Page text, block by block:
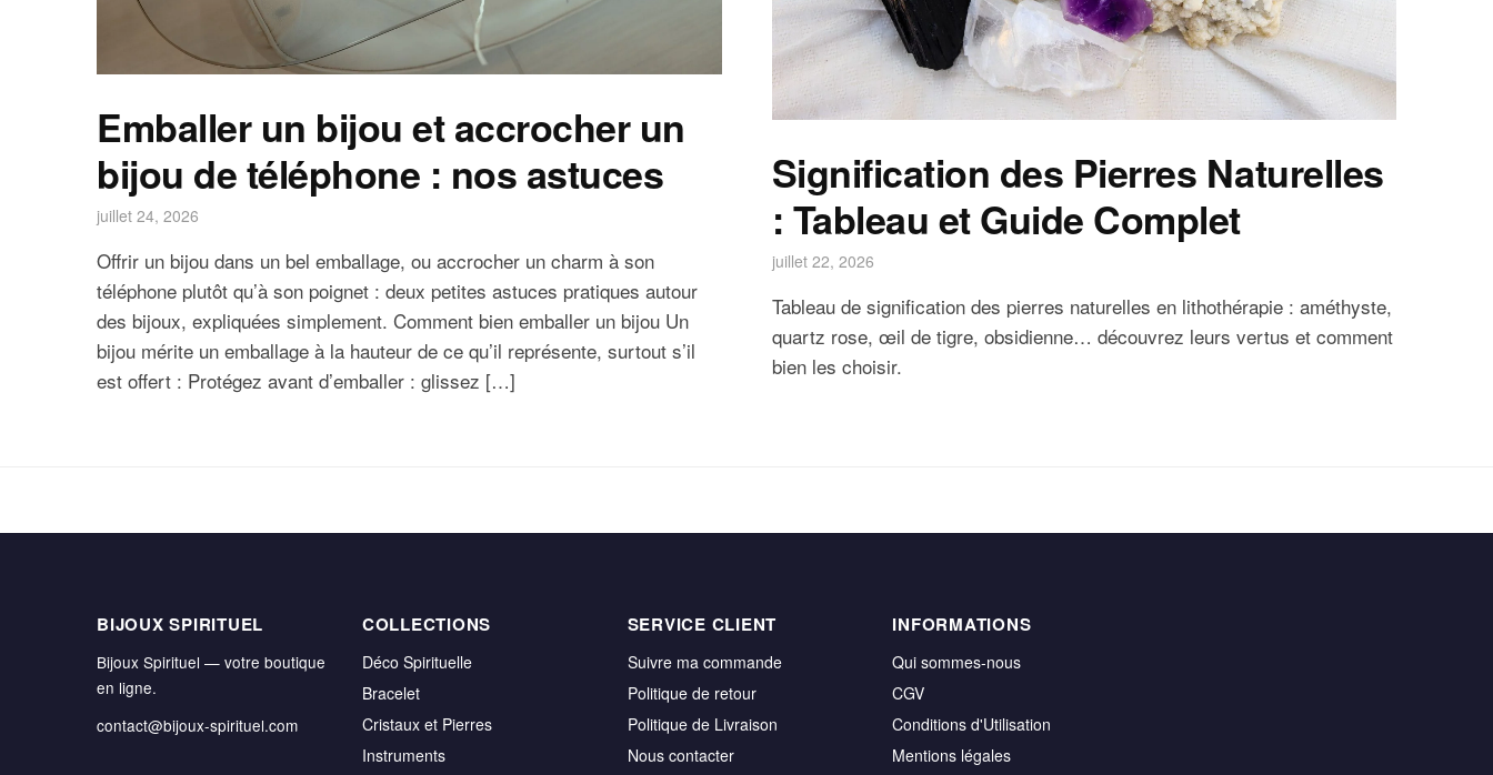
Emballer un bijou et accrocher un
bijou de téléphone : nos astuces
juillet 24, 2026
Offrir un bijou dans un bel emballage, ou accrocher un charm à son
téléphone plutôt qu’à son poignet : deux petites astuces pratiques autour
des bijoux, expliquées simplement. Comment bien emballer un bijou Un
bijou mérite un emballage à la hauteur de ce qu’il représente, surtout s’il
est offert : Protégez avant d’emballer : glissez […]
Signification des Pierres Naturelles
: Tableau et Guide Complet
juillet 22, 2026
Tableau de signification des pierres naturelles en lithothérapie : améthyste,
quartz rose, œil de tigre, obsidienne… découvrez leurs vertus et comment
bien les choisir.
BIJOUX SPIRITUEL
Bijoux Spirituel — votre boutique
en ligne.
contact@bijoux-spirituel.com
COLLECTIONS
Déco Spirituelle
Bracelet
Cristaux et Pierres
Instruments
SERVICE CLIENT
Suivre ma commande
Politique de retour
Politique de Livraison
Nous contacter
INFORMATIONS
Qui sommes-nous
CGV
Conditions d'Utilisation
Mentions légales